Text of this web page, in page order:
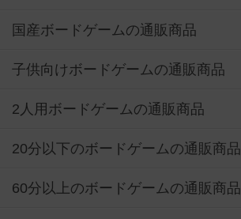
国産ボードゲームの通販商品
子供向けボードゲームの通販商品
2人用ボードゲームの通販商品
20分以下のボードゲームの通販商品
60分以上のボードゲームの通販商品